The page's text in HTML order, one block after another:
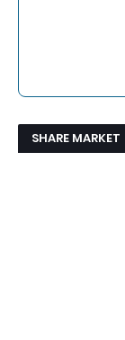
SHARE MARKET